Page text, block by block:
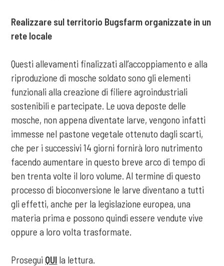
Realizzare sul territorio Bugsfarm organizzate in un
rete locale
Questi allevamenti finalizzati all’accoppiamento e alla
riproduzione di mosche soldato sono gli elementi
funzionali alla creazione di filiere agroindustriali
sostenibili e partecipate. Le uova deposte delle
mosche, non appena diventate larve, vengono infatti
immesse nel pastone vegetale ottenuto dagli scarti,
che per i successivi 14 giorni fornirà loro nutrimento
facendo aumentare in questo breve arco di tempo di
ben trenta volte il loro volume. Al termine di questo
processo di bioconversione le larve diventano a tutti
gli effetti, anche per la legislazione europea, una
materia prima e possono quindi essere vendute vive
oppure a loro volta trasformate.
Prosegui QUI la lettura.